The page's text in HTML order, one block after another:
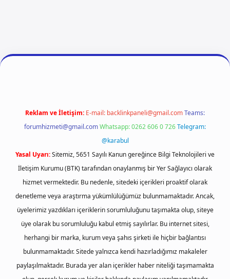
yeni girişilbet girişvdcasino girişbetexper
Reklam ve İletişim: E-mail: backlinkpaneli@gmail.comTeams:
forumhizmeti@gmail.comWhatsapp: 0262 606 0 726Telegram:
@karabul
Yasal Uyarı:Sitemiz, 5651 Sayılı Kanun gereğince Bilgi Teknolojileri ve
İletişim Kurumu (BTK) tarafından onaylanmış bir Yer Sağlayıcı olarak
hizmet vermektedir. Bu nedenle, sitedeki içerikleri proaktif olarak
denetleme veya araştırma yükümlülüğümüz bulunmamaktadır. Ancak,
üyelerimiz yazdıkları içeriklerin sorumluluğunu taşımakta olup, siteye
üye olarak bu sorumluluğu kabul etmiş sayılırlar. Bu internet sitesi,
herhangi bir marka, kurum veya şahıs şirketi ile hiçbir bağlantısı
bulunmamaktadır. Sitede yalnızca kendi hazırladığımız makaleler
paylaşılmaktadır. Burada yer alan içerikler haber niteliği taşımamakta